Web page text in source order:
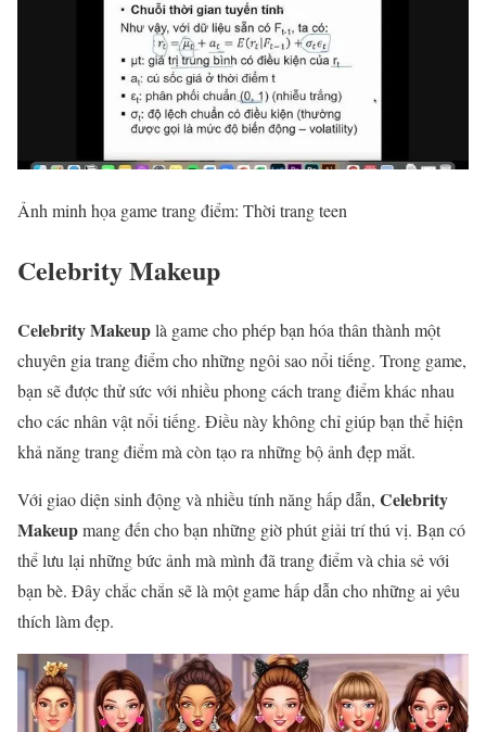
Ảnh minh họa game trang điểm: Thời trang teen
Celebrity Makeup
Celebrity Makeuplà game cho phép bạn hóa thân thành một
chuyên gia trang điểm cho những ngôi sao nổi tiếng. Trong game,
bạn sẽ được thử sức với nhiều phong cách trang điểm khác nhau
cho các nhân vật nổi tiếng. Điều này không chỉ giúp bạn thể hiện
khả năng trang điểm mà còn tạo ra những bộ ảnh đẹp mắt.
Với giao diện sinh động và nhiều tính năng hấp dẫn, Celebrity
Makeupmang đến cho bạn những giờ phút giải trí thú vị. Bạn có
thể lưu lại những bức ảnh mà mình đã trang điểm và chia sẻ với
bạn bè. Đây chắc chắn sẽ là một game hấp dẫn cho những ai yêu
thích làm đẹp.